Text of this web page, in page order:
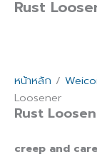
Rust
หน้าหลัก /
Loosener
Rust
creep and